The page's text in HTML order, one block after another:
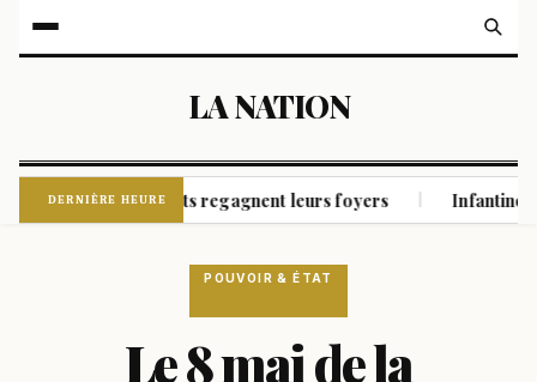
LA NATION
DERNIÈRE HEURE
les habitants regagnent leurs foyers | Infantino reste à la
POUVOIR & ÉTAT
Le 8 mai de la